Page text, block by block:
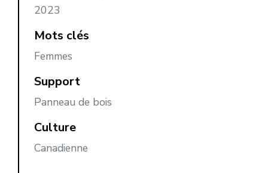
2023
Mots clés
Femmes
Support
Panneau de bois
Culture
Canadienne